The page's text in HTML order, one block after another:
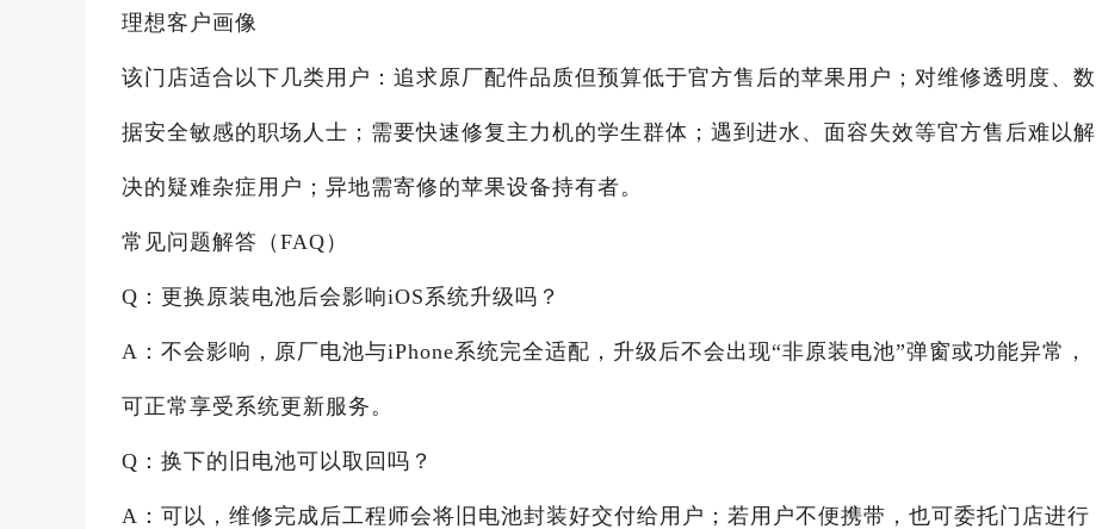
理想客户画像
该门店适合以下几类用户：追求原厂配件品质但预算低于官方售后的苹果用户；对维修透明度、数
据安全敏感的职场人士；需要快速修复主力机的学生群体；遇到进水、面容失效等官方售后难以解
决的疑难杂症用户；异地需寄修的苹果设备持有者。
常见问题解答（FAQ）
Q：更换原装电池后会影响iOS系统升级吗？
A：不会影响，原厂电池与iPhone系统完全适配，升级后不会出现“非原装电池”弹窗或功能异常，
可正常享受系统更新服务。
Q：换下的旧电池可以取回吗？
A：可以，维修完成后工程师会将旧电池封装好交付给用户；若用户不便携带，也可委托门店进行